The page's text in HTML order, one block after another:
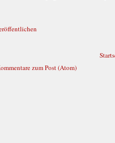
zum Post (Atom)